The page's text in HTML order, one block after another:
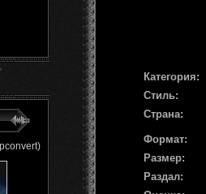
Категория:
Стиль:
Страна:
Формат:
Размер:
Раздал: